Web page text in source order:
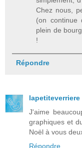
Chez nous,
(on
plein de
!
Répondre
lapetiteverriere
J'aime
graphiques et
Noël à vous
Répondre